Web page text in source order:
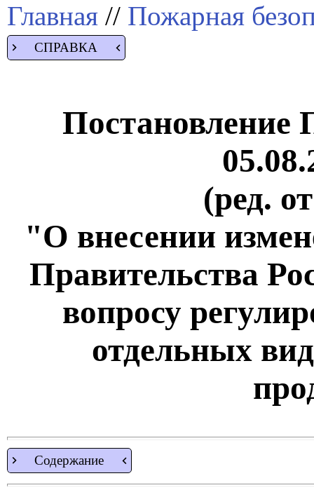
Главная // Пожарная
СПРАВКА
Постановление
(ред.
"О внесении
Правительства
вопросу
отдельных
Содержание